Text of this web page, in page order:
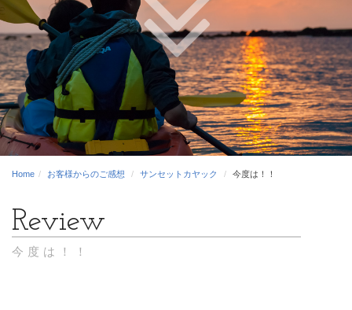
Home お客様からのご感想 サンセットカヤック 今度は！！
今度は！！